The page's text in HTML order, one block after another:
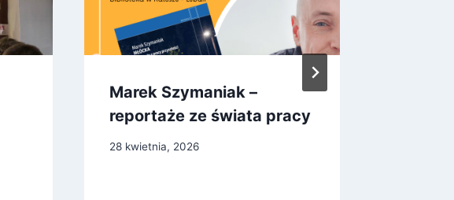
Marek Szymaniak –
reportaże ze świata pracy
28 kwietnia, 2026